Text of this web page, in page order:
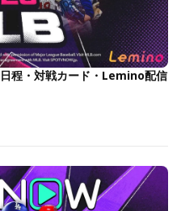
程・対戦カード・Lemino配信